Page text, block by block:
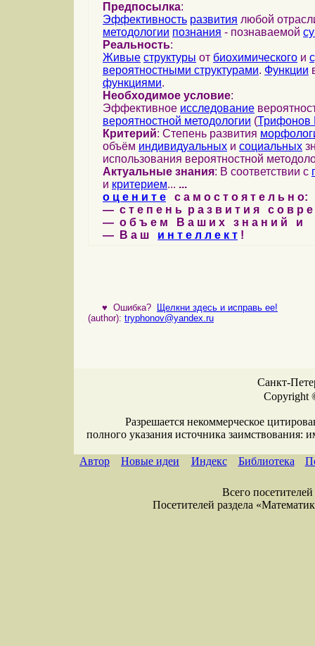
Предпосылка:
Эффективность развития любой
методологии познания - познаваемой
Реальность:
Живые структуры от биохимического и
вероятностными структурами. Функции
функциями.
Необходимое условие:
Эффективное исследование
вероятностной методологии (Трифонов
Критерий: Степень развития
объём индивидуальных и социальных
использования вероятностной
Актуальные знания: В соответствии с
и критерием... ...
о ц е н и т е с а м о с т о я т е л ь н о:
— с т е п е н ь р а з в и т и я с о в р
— о б ъ е м В а ш и х з н а н и й и
— В а ш и н т е л л е к т !
♥ Ошибка?
Щелкни здесь и исправь ее!
(author): tryphonov@yandex.ru
Санкт-
Copyright
Разрешается некоммерческое
полного указания источника заимствования:
Автор Новые идеи Индекс Библиотека
Всего
Посетителей раздела